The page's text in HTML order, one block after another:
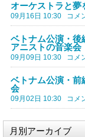
オーケストラと夢
09月16日 10:30 コメ
ベトナム公演・後
アニストの音楽会
09月09日 10:30 コメ
ベトナム公演・前
会
09月02日 10:30 コメ
月別アーカイブ